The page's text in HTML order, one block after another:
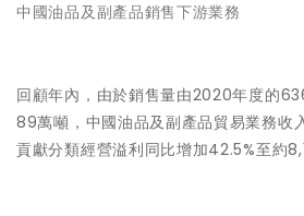
中國油品及副產品銷售下游業務
回顧年內，由於銷售量由2020年度的
89萬噸，中國油品及副產品貿易業務收
貢獻分類經營溢利同比增加42.5%至約